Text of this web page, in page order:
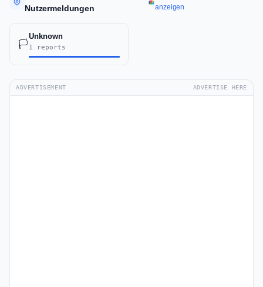
Nutzermeldungen
anzeigen
🏳️
Unknown
1 reports
ADVERTISEMENT ADVERTISE HERE